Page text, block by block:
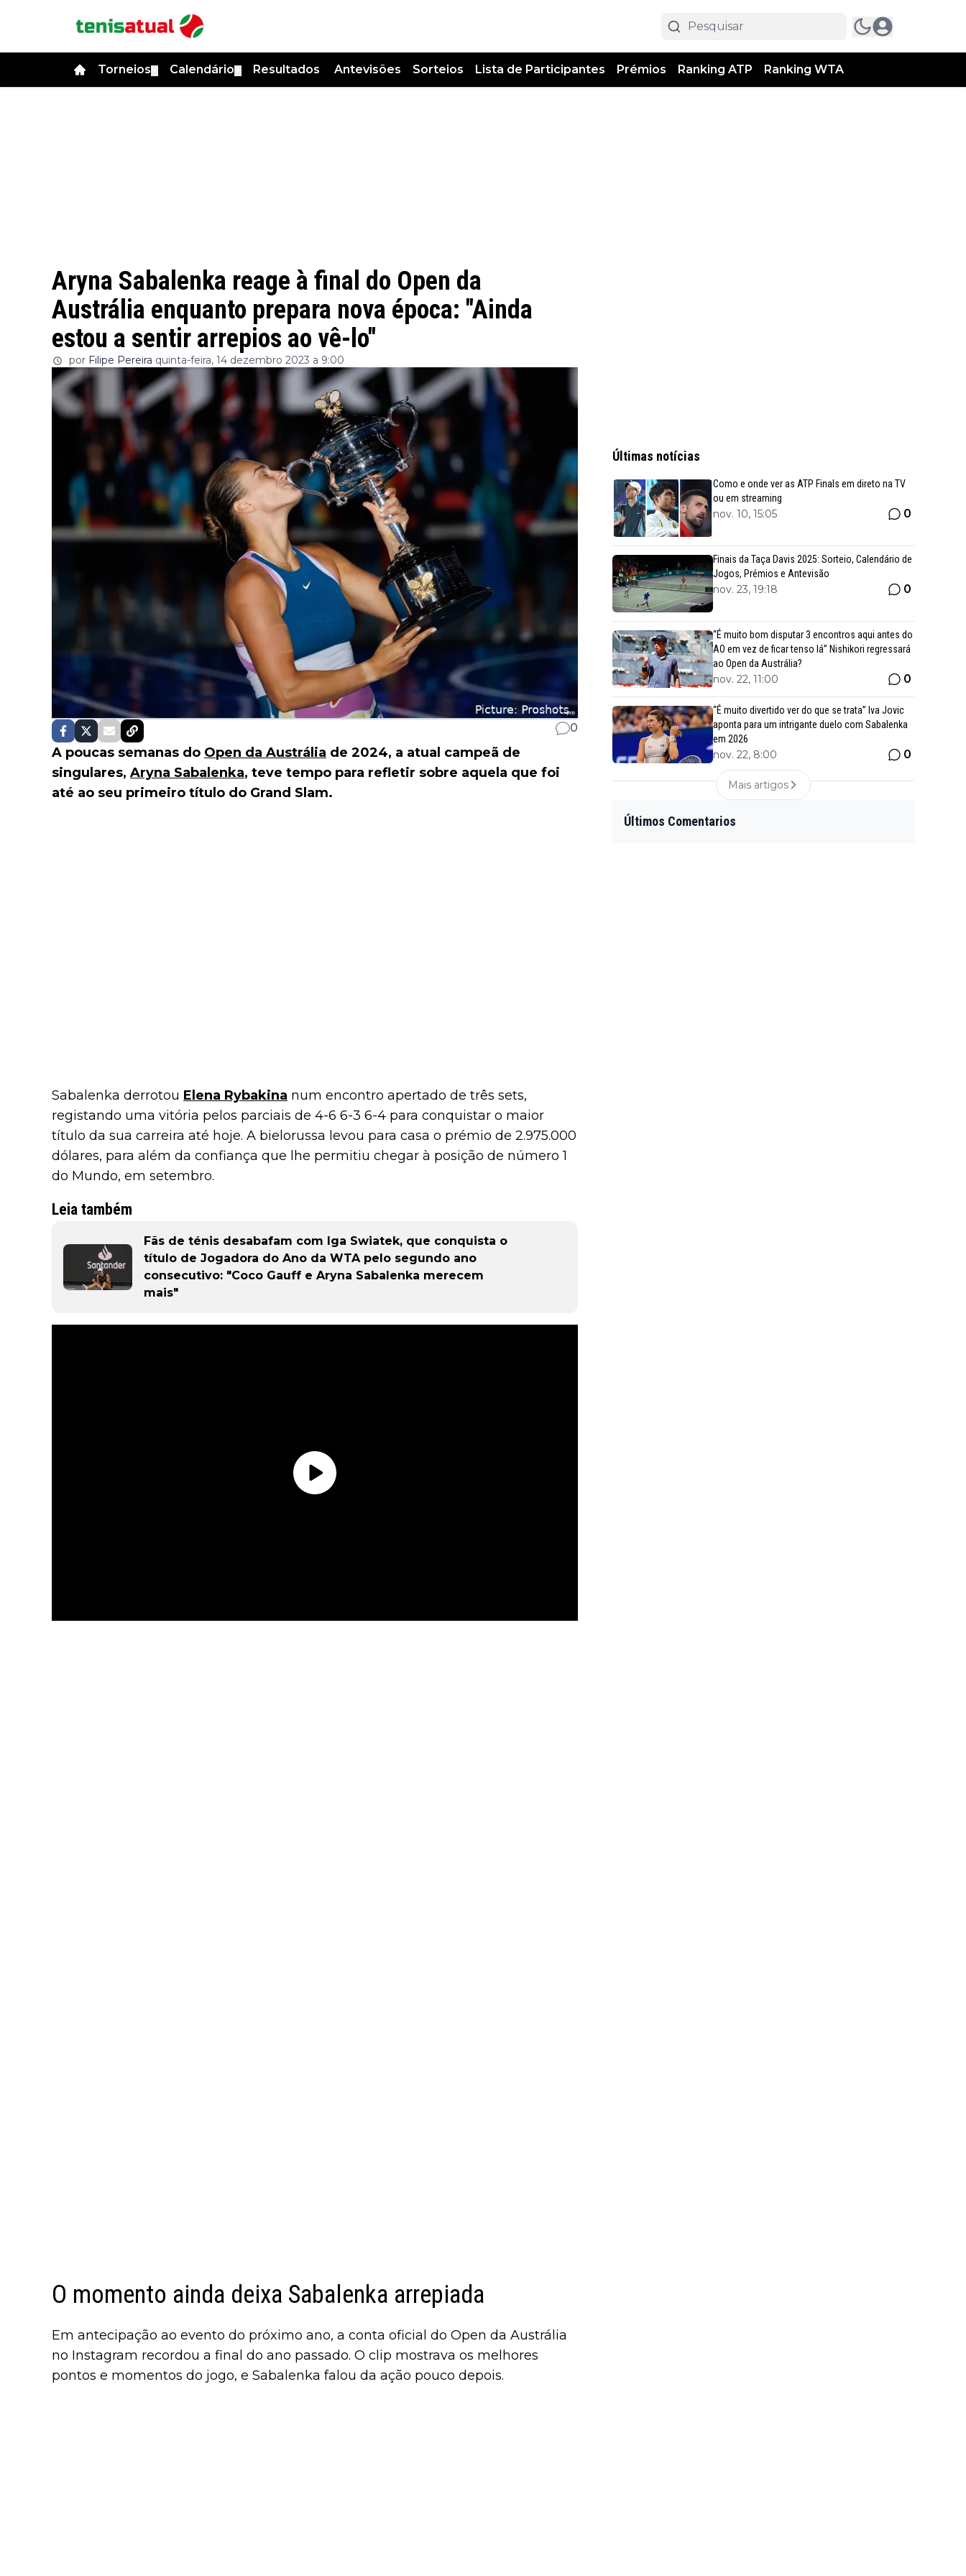
Torneios Calendário Resultados Antevisões Sorteios Lista de Participantes Prémios Ranking ATP Ranking WTA
Aryna Sabalenka reage à final do Open da
Austrália enquanto prepara nova época: "Ainda
estou a sentir arrepios ao vê-lo"
por Filipe Pereira quinta-feira, 14 dezembro 2023 a 9:00
0
A poucas semanas do Open da Austrália de 2024, a atual campeã de
singulares, Aryna Sabalenka, teve tempo para refletir sobre aquela que foi
até ao seu primeiro título do Grand Slam.
Sabalenka derrotou Elena Rybakina num encontro apertado de três sets,
registando uma vitória pelos parciais de 4-6 6-3 6-4 para conquistar o maior
título da sua carreira até hoje. A bielorussa levou para casa o prémio de 2.975.000
dólares, para além da confiança que lhe permitiu chegar à posição de número 1
do Mundo, em setembro.
Leia também
Fãs de ténis desabafam com Iga Swiatek, que conquista o
título de Jogadora do Ano da WTA pelo segundo ano
consecutivo: "Coco Gauff e Aryna Sabalenka merecem
mais"
O momento ainda deixa Sabalenka arrepiada
Em antecipação ao evento do próximo ano, a conta oficial do Open da Austrália
no Instagram recordou a final do ano passado. O clip mostrava os melhores
pontos e momentos do jogo, e Sabalenka falou da ação pouco depois.
Últimas notícias
Como e onde ver as ATP Finals em direto na TV
ou em streaming
nov. 10, 15:05 0
Finais da Taça Davis 2025: Sorteio, Calendário de
Jogos, Prémios e Antevisão
nov. 23, 19:18 0
“É muito bom disputar 3 encontros aqui antes do
AO em vez de ficar tenso lá” Nishikori regressará
ao Open da Austrália?
nov. 22, 11:00 0
“É muito divertido ver do que se trata” Iva Jovic
aponta para um intrigante duelo com Sabalenka
em 2026
nov. 22, 8:00 0
Mais artigos
Últimos Comentarios